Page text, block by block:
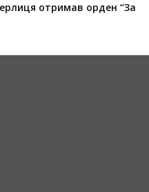
отримав орден “За